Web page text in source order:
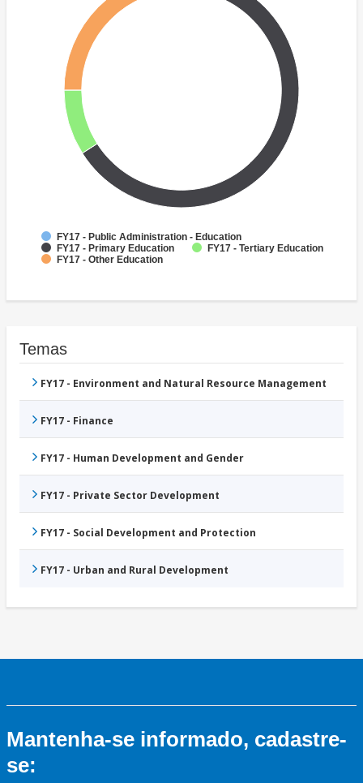
FY17 - Public Administration - Education
FY17 - Primary Education
FY17 - Tertiary Education
FY17 - Other Education
Temas
FY17 - Environment and Natural Resource Management
FY17 - Finance
FY17 - Human Development and Gender
FY17 - Private Sector Development
FY17 - Social Development and Protection
FY17 - Urban and Rural Development
Mantenha-se informado, cadastre-
se: